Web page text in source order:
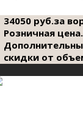
34050 руб.за
Розничная цена.
скидки от